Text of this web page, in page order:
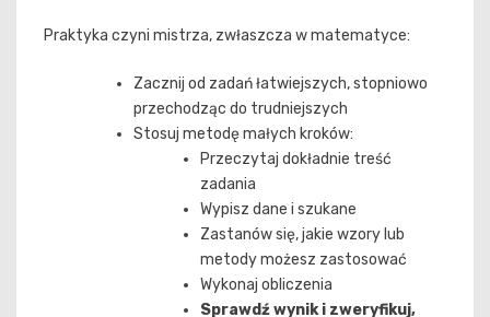
Praktyka czyni mistrza, zwłaszcza w matematyce:
Zacznij od zadań łatwiejszych, stopniowo
przechodząc do trudniejszych
Stosuj metodę małych kroków:
Przeczytaj dokładnie treść
zadania
Wypisz dane i szukane
Zastanów się, jakie wzory lub
metody możesz zastosować
Wykonaj obliczenia
Sprawdź wynik i zweryfikuj,